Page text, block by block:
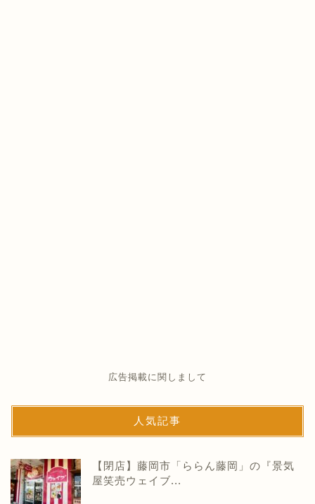
広告掲載に関しまして
人気記事
【閉店】藤岡市「ららん藤岡」の『景気
屋笑売ウェイブ...